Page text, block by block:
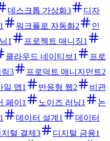
데스크톱 가상화3
디자
1 워크플로 자동화2
인
1 프로젝트 매니징1
클라우드 네이티브 1
프로
3 프로덕트 매니지먼트2
일 앱1 반응형 웹2
비관
페이 1 노이즈 러닝1
논
데이터 설계 1
데이터
지털 결제 3 디지털 금융1